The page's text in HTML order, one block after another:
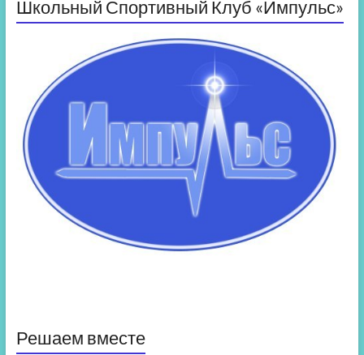
Школьный Спортивный Клуб «Импульс»
Решаем вместе